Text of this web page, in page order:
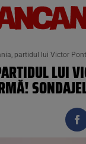
partidul lui Victor
LUI